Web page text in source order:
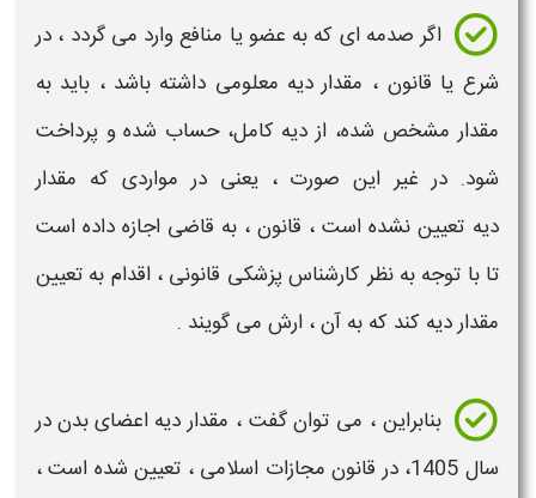
اگر صدمه ای که به عضو یا منافع وارد می گردد ، در
شرع یا قانون ، مقدار دیه معلومی داشته باشد ، باید به
مقدار مشخص شده، از دیه کامل، حساب شده و پرداخت
شود. در غیر این صورت ، یعنی در مواردی که مقدار
دیه تعیین نشده است ، قانون ، به قاضی اجازه داده است
تا با توجه به نظر کارشناس پزشکی قانونی ، اقدام به تعیین
مقدار دیه کند که به آن ، ارش می گویند .
بنابراین ، می توان گفت ، مقداردیه اعضایبدن در
سال 1405
، در قانون مجازات اسلامی ، تعیین شده است ،